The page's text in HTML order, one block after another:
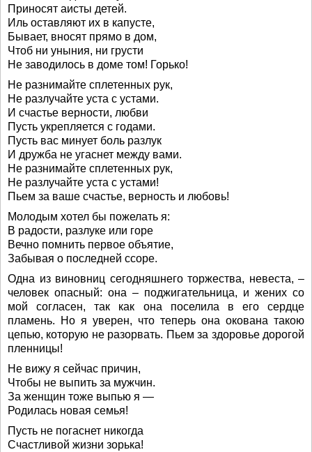
Приносят аисты детей.
Иль оставляют их в капусте,
Бывает, вносят прямо в дом,
Чтоб ни уныния, ни грусти
Не заводилось в доме том! Горько!
Не разнимайте сплетенных рук,
Не разлучайте уста с устами.
И счастье верности, любви
Пусть укрепляется с годами.
Пусть вас минует боль разлук
И дружба не угаснет между вами.
Не разнимайте сплетенных рук,
Не разлучайте уста с устами!
Пьем за ваше счастье, верность и любовь!
Молодым хотел бы пожелать я:
В радости, разлуке или горе
Вечно помнить первое объятие,
Забывая о последней ссоре.
Одна из виновниц сегодняшнего торжества, невеста, –
человек опасный: она – поджигательница, и жених со
мой согласен, так как она поселила в его сердце
пламень. Но я уверен, что теперь она окована такою
цепью, которую не разорвать. Пьем за здоровье дорогой
пленницы!
Не вижу я сейчас причин,
Чтобы не выпить за мужчин.
За женщин тоже выпью я —
Родилась новая семья!
Пусть не погаснет никогда
Счастливой жизни зорька!